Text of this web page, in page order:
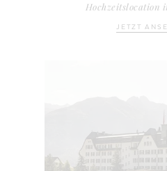
Hochzeitslocation
JETZT